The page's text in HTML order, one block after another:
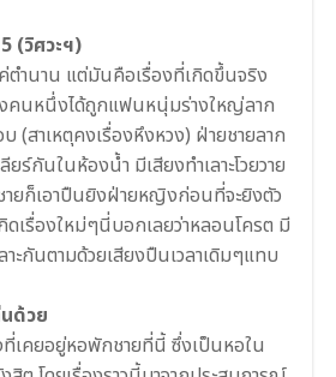
(วิศวะฯ)
ตำนาน แต่มันคือเรื่องที่เกิดขึ้นจริง
นหนึ่งได้ถูกแฟนหนุ่มร่างใหญ่ลาก
(สาเหตุคงเรื่องหึงหวง) ฝ่ายชายลาก
ร์กันในห้องน้ำ มีเสียงทำเลาะโวยวาย
ยก็เอาปืนยิงฝ่ายหญิงก่อนที่จะยิงตัว
ดเรื่องใหม่ๆนี่บอกเลยว่าหลอนโครต มี
าะกันตามด้วยเสียงปืนเวลาเดิมๆแทบ
ด้วย
เคยอยู่หอพักชายที่นี้ ซึ่งเป็นหอใน